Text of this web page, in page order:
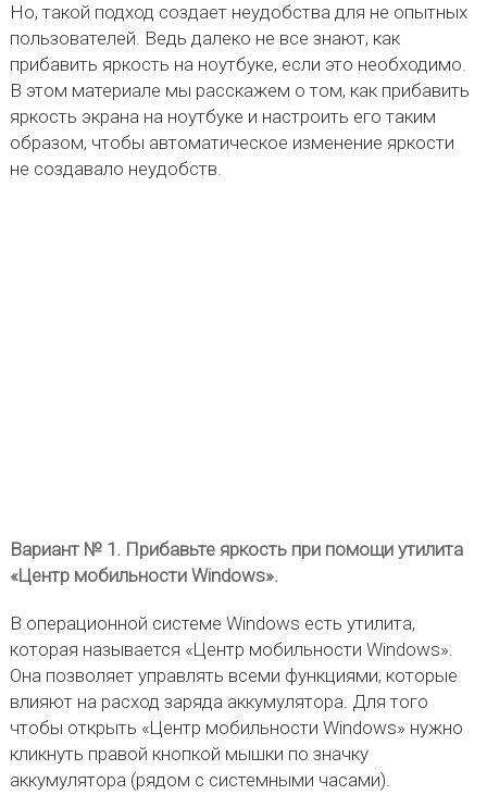
Но, такой подход создает неудобства для не опытных
пользователей. Ведь далеко не все знают, как
прибавить яркость на ноутбуке, если это необходимо.
В этом материале мы расскажем о том, как прибавить
яркость экрана на ноутбуке и настроить его таким
образом, чтобы автоматическое изменение яркости
не создавало неудобств.
Вариант № 1. Прибавьте яркость при помощи утилита
«Центр мобильности Windows».
В операционной системе Windows есть утилита,
которая называется «Центр мобильности Windows».
Она позволяет управлять всеми функциями, которые
влияют на расход заряда аккумулятора. Для того
чтобы открыть «Центр мобильности Windows» нужно
кликнуть правой кнопкой мышки по значку
аккумулятора (рядом с системными часами).